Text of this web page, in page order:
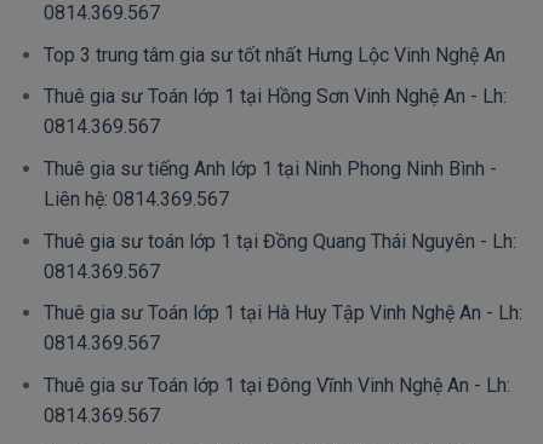
0814.369.567
Top 3 trung tâm gia sư tốt nhất Hưng Lộc Vinh Nghệ An
Thuê gia sư Toán lớp 1 tại Hồng Sơn Vinh Nghệ An - Lh:
0814.369.567
Thuê gia sư tiếng Anh lớp 1 tại Ninh Phong Ninh Bình -
Liên hệ: 0814.369.567
Thuê gia sư toán lớp 1 tại Đồng Quang Thái Nguyên - Lh:
0814.369.567
Thuê gia sư Toán lớp 1 tại Hà Huy Tập Vinh Nghệ An - Lh:
0814.369.567
Thuê gia sư Toán lớp 1 tại Đông Vĩnh Vinh Nghệ An - Lh:
0814.369.567